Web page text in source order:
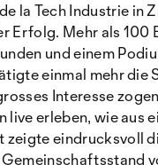
la Tech Industrie in
Erfolg. Mehr als 100
und einem
einmal mehr die
Interesse
erleben, wie aus
eindrucksvoll